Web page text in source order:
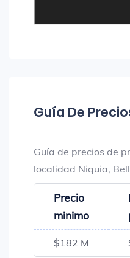
Guía De
Guía de precios de
localidad Niquia,
Precio
minimo
$182 M